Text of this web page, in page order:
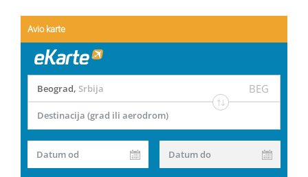
Avio karte
Beograd, Srbija BEG
Destinacija (grad ili aerodrom)
Datum od Datum do